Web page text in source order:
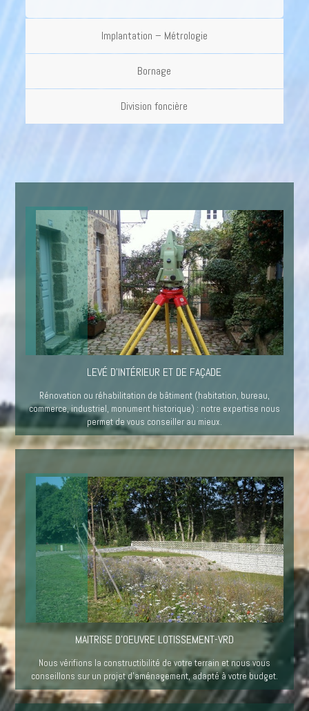
Implantation – Métrologie
Bornage
Division foncière
LEVÉ D'INTÉRIEUR ET DE FAÇADE
Rénovation ou réhabilitation de bâtiment (habitation, bureau,
commerce, industriel, monument historique) : notre expertise nous
permet de vous conseiller au mieux.
MAITRISE D'OEUVRE LOTISSEMENT-VRD
Nous vérifions la constructibilité de votre terrain et nous vous
conseillons sur un projet d’aménagement, adapté à votre budget.